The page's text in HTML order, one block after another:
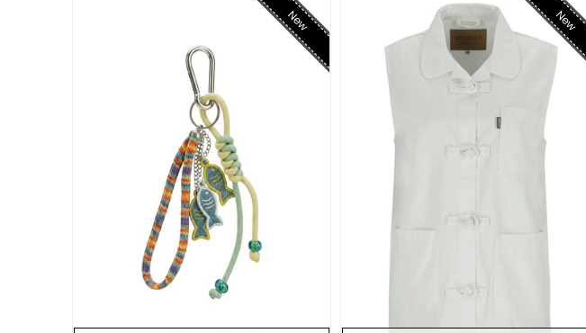
New New